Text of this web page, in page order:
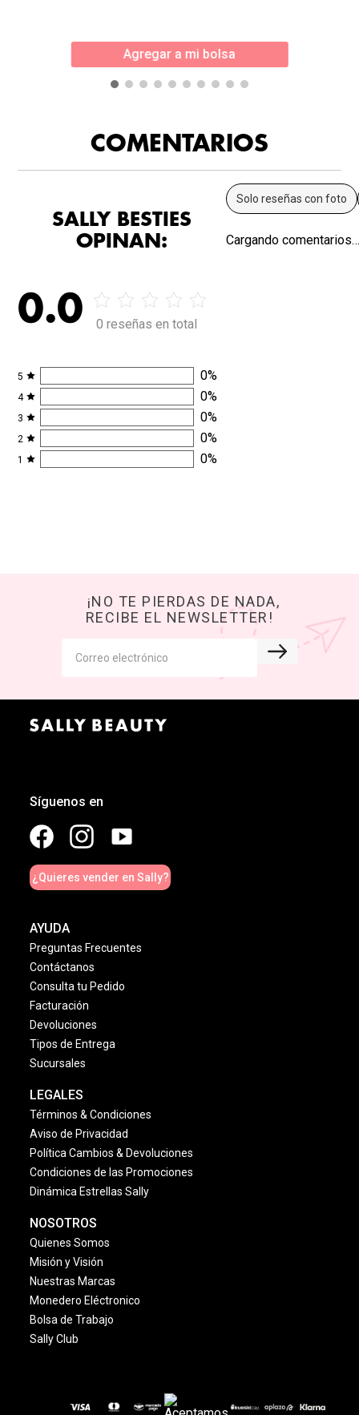
Agregar a mi bolsa
COMENTARIOS
SALLY BESTIES
OPINAN:
0.0 0 reseñas en total
5 0%
4 0%
3 0%
2 0%
1 0%
Solo reseñas con foto
Cargando
¡NO TE PIERDAS DE NADA,
RECIBE EL NEWSLETTER!
Síguenos en
¿Quieres vender en Sally?
AYUDA
Preguntas Frecuentes
Contáctanos
Consulta tu Pedido
Facturación
Devoluciones
Tipos de Entrega
Sucursales
LEGALES
Términos & Condiciones
Aviso de Privacidad
Política Cambios & Devoluciones
Condiciones de las Promociones
Dinámica Estrellas Sally
NOSOTROS
Quienes Somos
Misión y Visión
Nuestras Marcas
Monedero Eléctronico
Bolsa de Trabajo
Sally Club